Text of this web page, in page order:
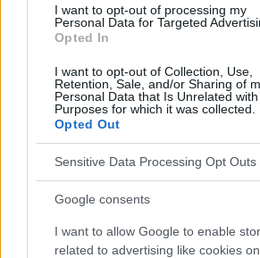
I want to opt-out of processing my
Personal Data for Targeted
Opted In
I want to opt-out of Collection, Use,
Retention, Sale, and/or Sharing of
Personal Data that Is Unrelated
Purposes for which it was collected.
Opted Out
Sensitive Data Processing Opt Outs
Google consents
I want to allow Google to enable
related to advertising like cookies
objectif, fiable et très précis de
maladie, a déclaré le Dr Mya
neurologie et directeur du
du mouvement et des maladies
neurodégénératives.
D'autres recherches sont
de manière concluante les